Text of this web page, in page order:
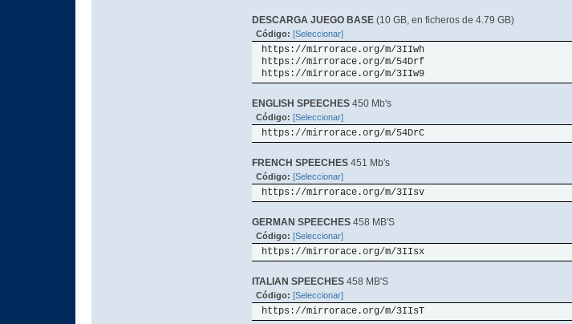
DESCARGA JUEGO BASE(10 GB, en ficheros de 4.79 GB)
Código: [Seleccionar]
https://mirrorace.org/m/3IIwh
https://mirrorace.org/m/54Drf
https://mirrorace.org/m/3IIw9
ENGLISH SPEECHES450 Mb's
Código: [Seleccionar]
https://mirrorace.org/m/54DrC
FRENCH SPEECHES451 Mb's
Código: [Seleccionar]
https://mirrorace.org/m/3IIsv
GERMAN SPEECHES458 MB'S
Código: [Seleccionar]
https://mirrorace.org/m/3IIsx
ITALIAN SPEECHES458 MB'S
Código: [Seleccionar]
https://mirrorace.org/m/3IIsT